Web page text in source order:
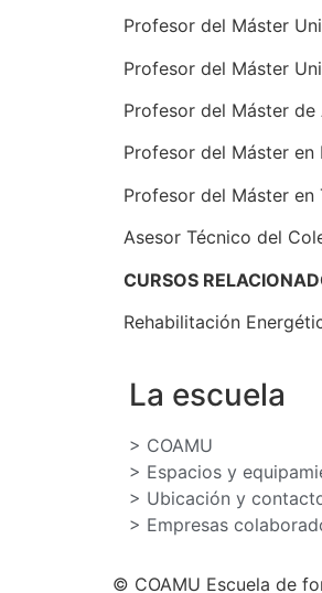
Profesor del Máster
Profesor del Máster
Profesor del Máster de
Profesor del Máster
Profesor del Máster
Asesor Técnico del
CURSOS
Rehabilitación
La escuela
> COAMU
> Espacios y
> Ubicación y
> Empresas
© COAMU Escuela de